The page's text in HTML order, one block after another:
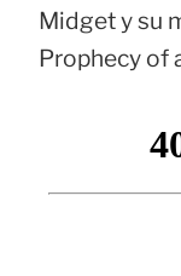
Midget y su
Prophecy of